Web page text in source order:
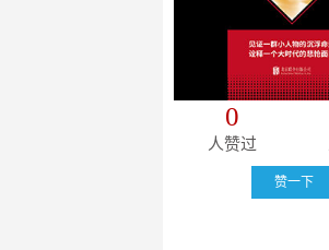
0
人赞过
赞一下